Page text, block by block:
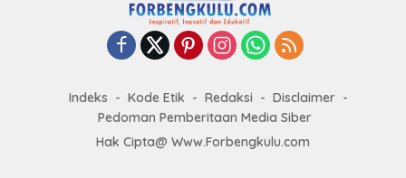
Indeks Kode Etik Redaksi
Disclaimer
Pedoman Pemberitaan Media Siber
Hak Cipta@ Www.Forbengkulu.com